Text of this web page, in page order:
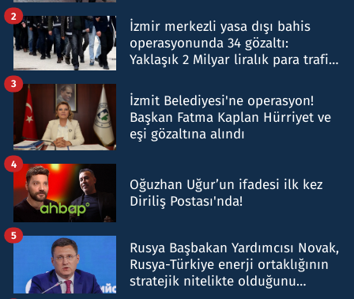
İzmir merkezli yasa dışı bahis
operasyonunda 34 gözaltı:
Yaklaşık 2 Milyar liralık para trafiği
2
İzmit Belediyesi'ne operasyon!
Başkan Fatma Kaplan Hürriyet ve
eşi gözaltına alındı
3
Oğuzhan Uğur’un ifadesi ilk kez
Diriliş Postası'nda!
4
Rusya Başbakan Yardımcısı Novak,
Rusya-Türkiye enerji ortaklığının
stratejik nitelikte olduğunu
5